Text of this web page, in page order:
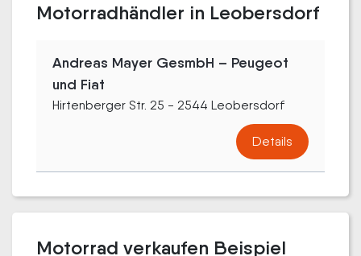
Motorradhändler in Leobersdorf
Andreas Mayer GesmbH – Peugeot
und Fiat
Hirtenberger Str. 25 - 2544 Leobersdorf
Details
Motorrad verkaufen Beispiel